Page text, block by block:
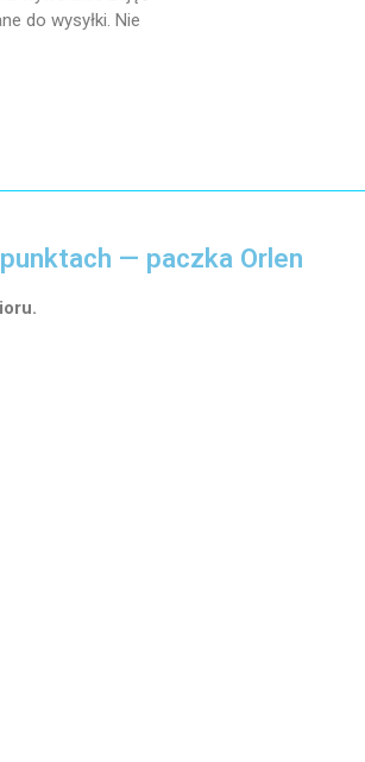
do wysyłki. Nie
— paczka Orlen